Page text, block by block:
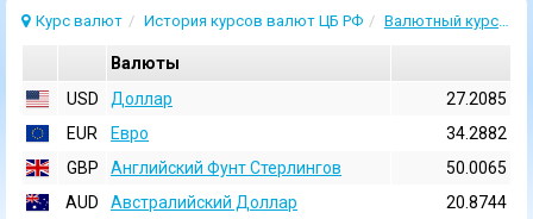
Курс валют История курсов валют ЦБ РФ Валютный курс 5 Май 2006
Валюты
USD
Доллар
27.2085
EUR
Евро
34.2882
GBP
Английский Фунт Стерлингов
50.0065
AUD
Австралийский Доллар
20.8744